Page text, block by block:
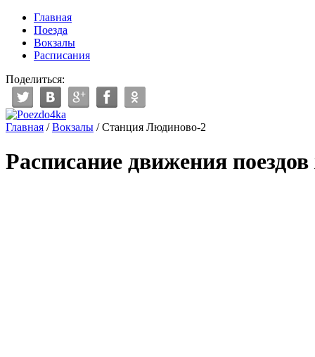
Главная
Поезда
Вокзалы
Расписания
Поделиться:
Главная /Вокзалы /Станция Людиново-2
Расписание движения